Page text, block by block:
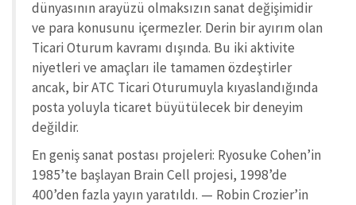
dünyasının arayüzü olmaksızın sanat değişimidir
ve para konusunu içermezler. Derin bir ayırım olan
Ticari Oturum kavramı dışında. Bu iki aktivite
niyetleri ve amaçları ile tamamen özdeştirler
ancak, bir ATC Ticari Oturumuyla kıyaslandığında
posta yoluyla ticaret büyütülecek bir deneyim
değildir.
En geniş sanat postası projeleri: Ryosuke Cohen’in
1985’te başlayan Brain Cell projesi, 1998’de
400’den fazla yayın yaratıldı. — Robin Crozier’in